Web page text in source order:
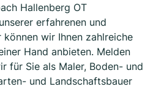
Hallenberg OT
erfahrenen und
wir Ihnen zahlreiche
Hand anbieten. Melden
für Sie als Maler, Boden- und
und Landschaftsbauer